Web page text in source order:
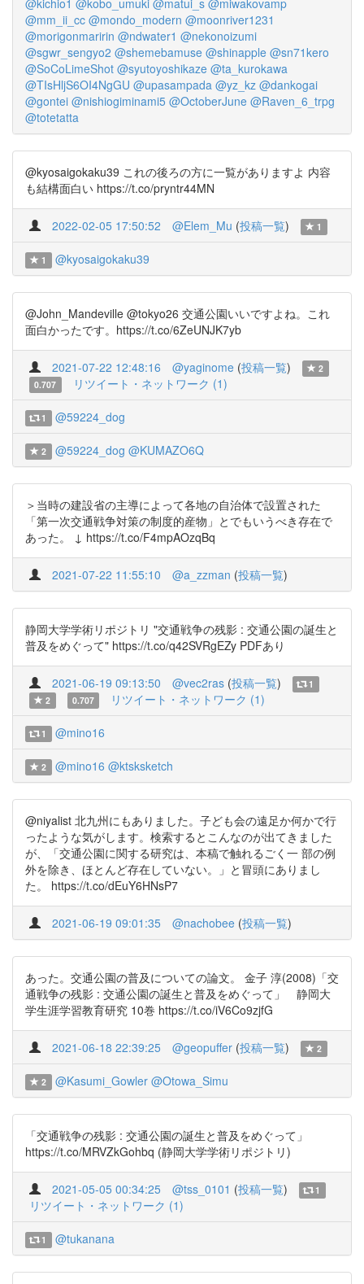
@kichio1 @kobo_umuki @matui_s @miwakovamp
@mm_ii_cc @mondo_modern @moonriver1231
@morigonmaririn @ndwater1 @nekonoizumi
@sgwr_sengyo2 @shemebamuse @shinapple @sn71kero
@SoCoLimeShot @syutoyoshikaze @ta_kurokawa
@TIsHljS6OI4NgGU @upasampada @yz_kz @dankogai
@gontei @nishiogiminami5 @OctoberJune @Raven_6_trpg
@totetatta
@kyosaigokaku39 これの後ろの方に一覧がありますよ 内容
も結構面白い https://t.co/pryntr44MN
2022-02-05 17:50:52 @Elem_Mu (投稿一覧) 1
1 @kyosaigokaku39
@John_Mandeville @tokyo26 交通公園いいですよね。これ
面白かったです。https://t.co/6ZeUNJK7yb
2021-07-22 12:48:16 @yaginome (投稿一覧)
2
0.707
リツイート・ネットワーク (1)
1 @59224_dog
2 @59224_dog @KUMAZO6Q
＞当時の建設省の主導によって各地の自治体で設置された
「第一次交通戦争対策の制度的産物」とでもいうべき存在で
あった。 ↓ https://t.co/F4mpAOzqBq
2021-07-22 11:55:10 @a_zzman (投稿一覧)
静岡大学学術リポジトリ "交通戦争の残影 : 交通公園の誕生と
普及をめぐって" https://t.co/q42SVRgEZy PDFあり
2021-06-19 09:13:50 @vec2ras (投稿一覧)
1
2
0.707 リツイート・ネットワーク (1)
1 @mino16
2 @mino16 @ktsksketch
@niyalist 北九州にもありました。子ども会の遠足か何かで行
ったような気がします。検索するとこんなのが出てきました
が、「交通公園に関する研究は、本稿で触れるごく一 部の例
外を除き、ほとんど存在していない。」と冒頭にありまし
た。 https://t.co/dEuY6HNsP7
2021-06-19 09:01:35 @nachobee (投稿一覧)
あった。交通公園の普及についての論文。 金子 淳(2008)「交
通戦争の残影 : 交通公園の誕生と普及をめぐって」 静岡大
学生涯学習教育研究 10巻 https://t.co/iV6Co9zjfG
2021-06-18 22:39:25 @geopuffer (投稿一覧) 2
2 @Kasumi_Gowler @Otowa_Simu
「交通戦争の残影 : 交通公園の誕生と普及をめぐって」
https://t.co/MRVZkGohbq (静岡大学学術リポジトリ)
2021-05-05 00:34:25 @tss_0101 (投稿一覧) 1
リツイート・ネットワーク (1)
1 @tukanana